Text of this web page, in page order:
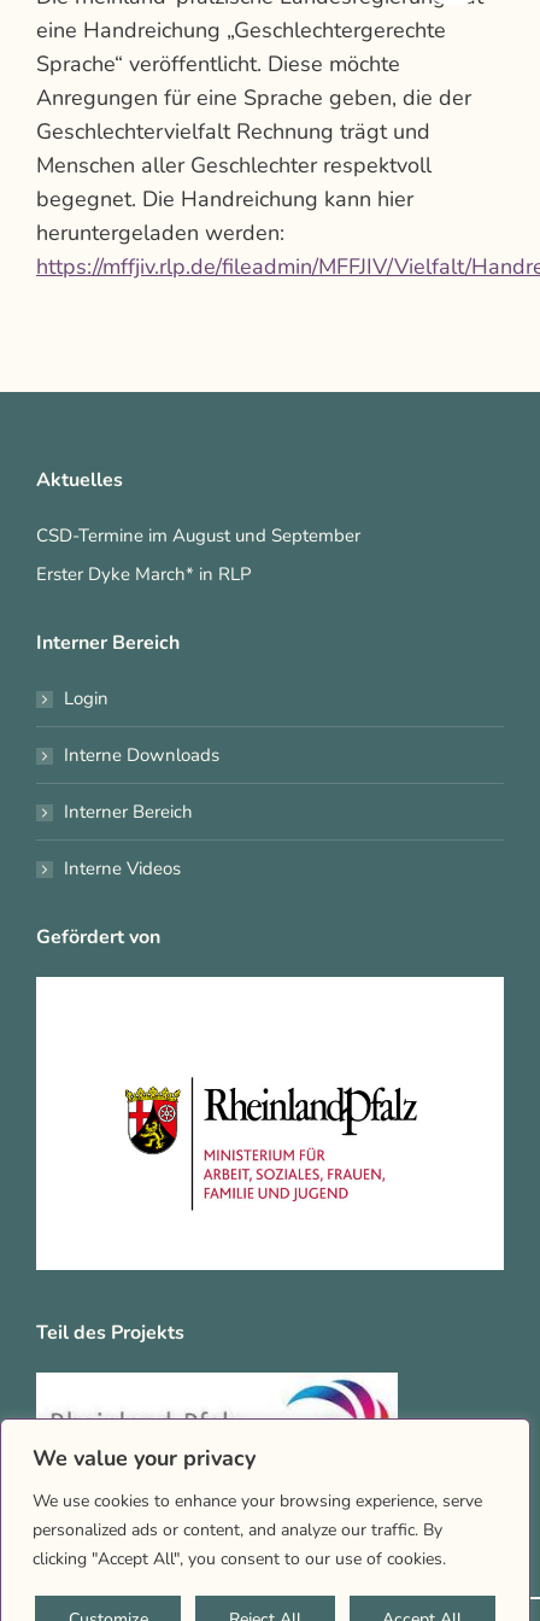
We value your privacy
We use cookies to enhance your browsing experience, serve
personalized ads or content, and analyze our traffic. By
clicking "Accept All", you consent to our use of cookies.
eine Handreichung „Geschlechtergerechte
Sprache“ veröffentlicht. Diese möchte
Anregungen für eine Sprache geben, die der
Geschlechtervielfalt Rechnung trägt und
Menschen aller Geschlechter respektvoll
begegnet. Die Handreichung kann hier
heruntergeladen werden:
https://mffjiv.rlp.de/fileadmin/MFFJIV/Vielfalt/
Aktuelles
CSD-Termine im August und September
Erster Dyke March* in RLP
Interner Bereich
Login
Interne Downloads
Interner Bereich
Interne Videos
Gefördert von
Teil des Projekts